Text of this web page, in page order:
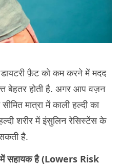
डायटरी फ़ैट को कम करने में मदद
बेहतर होती है. अगर आप वज़न
मात्रा में काली हल्दी का
शरीर में इंसुलिन रेसिस्टेंस के
है.
सहायक है (Lowers Risk